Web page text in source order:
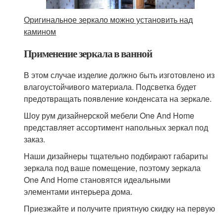
Оригинальное зеркало можно установить над
камином
Применение зеркала в ванной
В этом случае изделие должно быть изготовлено из
влагоустойчивого материала. Подсветка будет
предотвращать появление конденсата на зеркале.
Шоу рум дизайнерской мебели One And Home
представляет ассортимент напольных зеркал под
заказ.
Наши дизайнеры тщательно подбирают габариты
зеркала под ваше помещение, поэтому зеркала
One And Home становятся идеальными
элементами интерьера дома.
Приезжайте и получите приятную скидку на первую